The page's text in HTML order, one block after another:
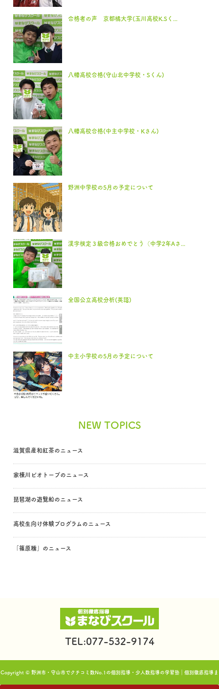
合格者の声 京都橘大学(玉川高校K.Sく...
八幡高校合格(守山北中学校・Sくん)
八幡高校合格(中主中学校・Kさん)
野洲中学校の5月の予定について
漢字検定３級合格おめでとう（中学2年Aさ...
全国公立高校分析(英語)
中主小学校の5月の予定について
NEW TOPICS
滋賀県産和紅茶のニュース
家棟川ビオトープのニュース
琵琶湖の遊覧船のニュース
高校生向け体験プログラムのニュース
「篠原糯」のニュース
TEL:077-532-9174
Copyright © 野洲市・守山市でクチコミ数No.1の個別指導・少人数指導の学習塾｜個別徹底指導ま